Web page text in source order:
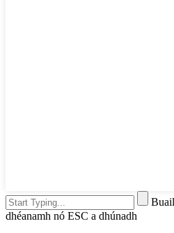
dhéanamh nó ESC a dhúnadh